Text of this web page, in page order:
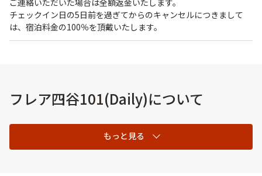
ご連絡いただいた場合は全額返金いたします。
チェックイン日の5日前を過ぎてからのキャンセルにつきまして
は、宿泊料金の100％を頂戴いたします。
フレア四谷101(Daily)について
もっと見る